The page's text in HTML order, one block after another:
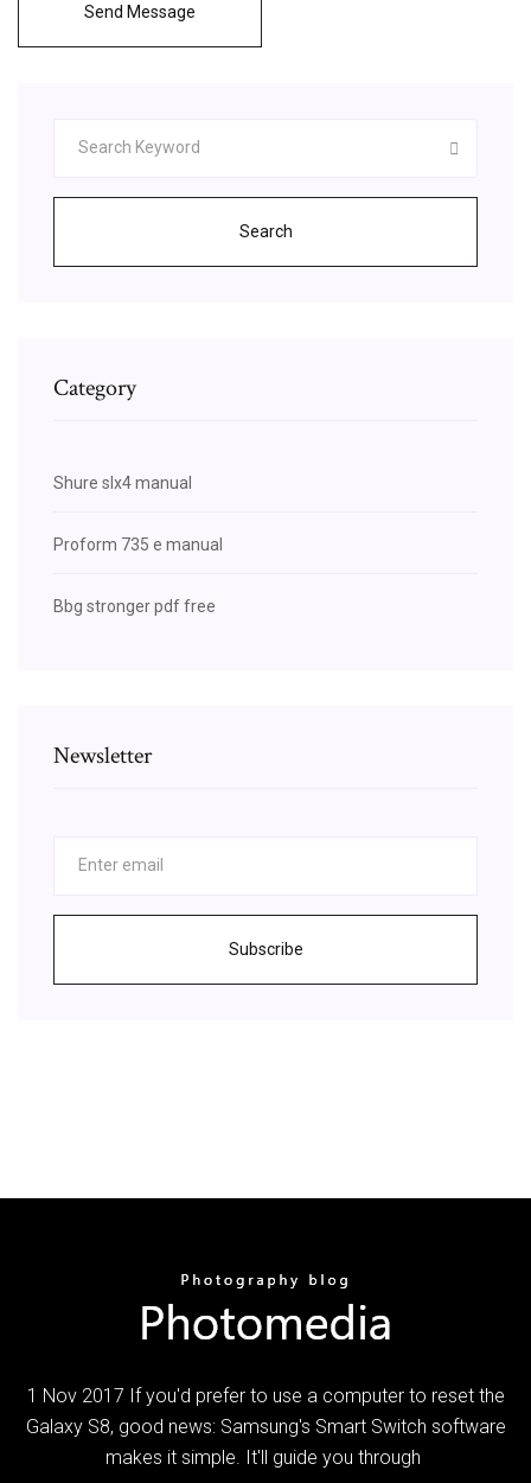
Send Message
Search
Category
Shure slx4 manual
Proform 735 e manual
Bbg stronger pdf free
Newsletter
Subscribe
1 Nov 2017 If you'd prefer to use a computer to reset the
Galaxy S8, good news: Samsung's Smart Switch software
makes it simple. It'll guide you through